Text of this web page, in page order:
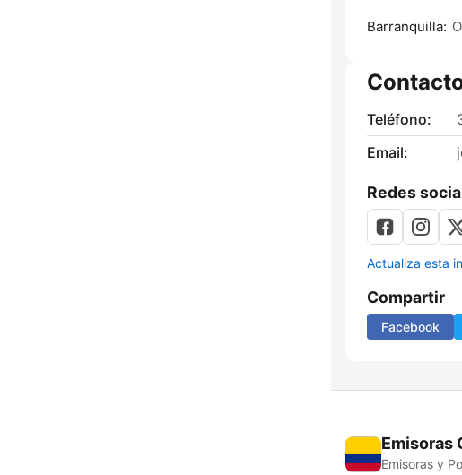
Barranquilla:
Teléfono:
Email:
Redes
Actualiza esta
Compartir
Facebook
Emisoras
Emisoras y